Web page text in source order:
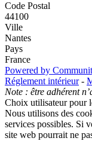
Code Postal
44100
Ville
Nantes
Pays
France
Powered by
Réglement intérieur-
Note : être adhérent
Choix utilisateur pour
Nous utilisons des
services possibles. Si
site web pourrait ne